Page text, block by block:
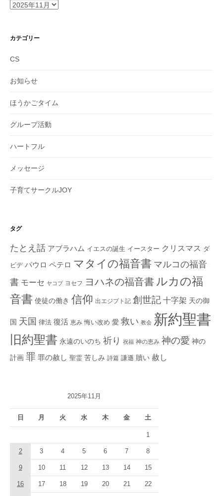
ア
イ
カテゴリー
CS
お知らせ
ほうかごタイム
グループ活動
ハートフル
メッセージ
子育てサークルJOY
タグ
たとえ話 アブラハム イエスの誕生 イースター クリスマス ダ
ビデ パウロ ペテロ マタイの福音書 マルコの福音
書 モーセ ヤコブ ヨセフ ヨハネの福音書 ルカの福
音書 使徒の働き 信仰 出エジプト記 創世記 十字架 天の御
国 天国 律法 復活 恵み 悔い改め 愛 救い 教会 新約聖書
旧約聖書 永遠のいのち 祈り 祝福 神の恵み 神の愛 神の
計画 罪 罪の赦し 聖霊 苦しみ 詩篇 謙遜 贖い 赦し
2025年11月
日 月 火 水 木 金 土
1
2 3 4 5 6 7 8
9 10 11 12 13 14 15
16 17 18 19 20 21 22